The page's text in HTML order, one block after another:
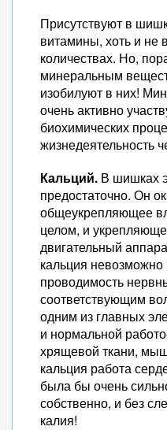
Присутствуют в
витамины, хоть и не
количествах. Но,
минеральным
изобилуют в них!
очень активно
биохимических
жизнедеятельность
Кальций. В шишках
предостаточно. Он
общеукрепляющее
целом, и
двигательный
кальция
проводимость
соответствующим
одним из главных
и нормальной
хрящевой ткани,
кальция работа
была бы очень
собственно, и без
калия!